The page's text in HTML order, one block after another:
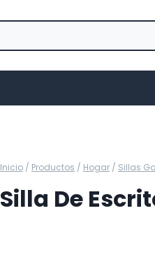
Inicio / Productos / Hogar / Sillas
Silla De